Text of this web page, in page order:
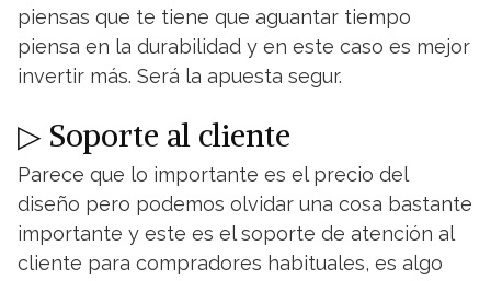
piensas que te tiene que aguantar tiempo
piensa en la durabilidad y en este caso es mejor
invertir más. Será la apuesta segur.
▷ Soporte al cliente
Parece que lo importante es el precio del
diseño pero podemos olvidar una cosa bastante
importante y este es el soporte de atención al
cliente para compradores habituales, es algo